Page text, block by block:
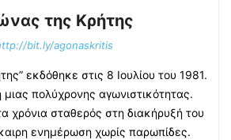
της Κρήτης
bit.ly/agonaskritis
εκδόθηκε στις 8 Ιουλίου του 1981.
μιας πολύχρονης αγωνιστικότητας.
χρόνια σταθερός στη διακήρυξή του
ενημέρωση χωρίς παρωπίδες.